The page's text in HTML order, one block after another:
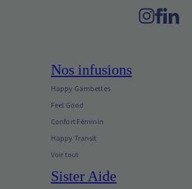
Nos infusions
Happy Gambettes
Feel Good
Confort Féminin
Happy Transit
Voir tout
Sister Aide